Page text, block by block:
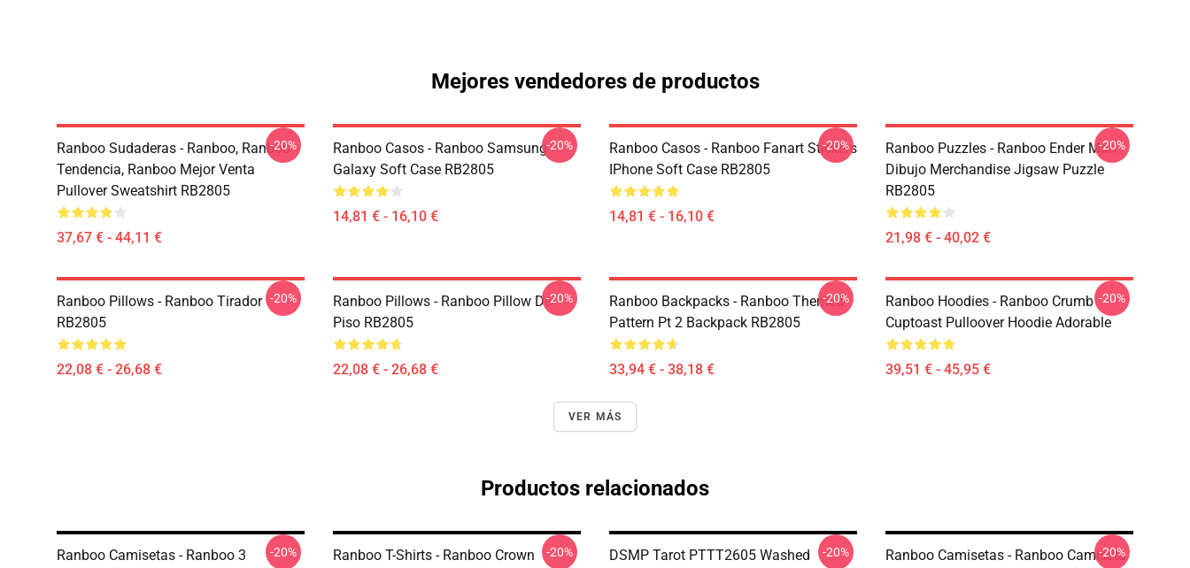
Mejores vendedores de productos
Ranboo Sudaderas - Ranboo, Ranboo
Tendencia, Ranboo Mejor Venta
Pullover Sweatshirt RB2805
37,67 € - 44,11 €
-20%
Ranboo Casos - Ranboo Samsung
Galaxy Soft Case RB2805
14,81 € - 16,10 €
-20%
Ranboo Casos - Ranboo Fanart Stickers
IPhone Soft Case RB2805
14,81 € - 16,10 €
-20%
Ranboo Puzzles - Ranboo Ender Man
Dibujo Merchandise Jigsaw Puzzle
RB2805
21,98 € - 40,02 €
-20%
Ranboo Pillows - Ranboo Tirador
RB2805
22,08 € - 26,68 €
-20%
Ranboo Pillows - Ranboo Pillow De
Piso RB2805
22,08 € - 26,68 €
-20%
Ranboo Backpacks - Ranboo Themed
Pattern Pt 2 Backpack RB2805
33,94 € - 38,18 €
-20%
Ranboo Hoodies - Ranboo Crumb
Cuptoast Pulloover Hoodie Adorable
39,51 € - 45,95 €
-20%
VER MÁS
Productos relacionados
Ranboo Camisetas - Ranboo 3
-20%
Ranboo T-Shirts - Ranboo Crown
-20%
DSMP Tarot PTTT2605 Washed
-20%
Ranboo Camisetas - Ranboo Camiseta
-20%